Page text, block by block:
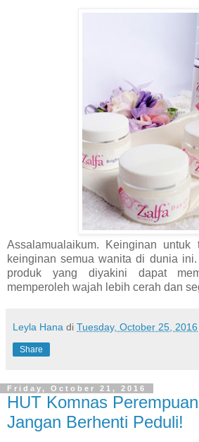
Assalamualaikum. Keinginan untuk
keinginan semua wanita di dunia
produk yang diyakini dapat
memperoleh wajah lebih cerah dan
Leyla Hana di Tuesday, October 25, 2016
Share
Friday, October 21, 2016
HUT Komnas
Jangan Berhenti Peduli!